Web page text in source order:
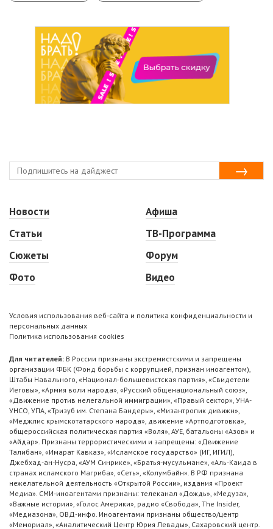
Новости
Статьи
Сюжеты
Фото
Афиша
ТВ-Программа
Форум
Видео
Условия использования веб-сайта и политика конфиденциальности и
персональных данных
Политика использования cookies
Для читателей: В России признаны экстремистскими и запрещены
организации ФБК (Фонд борьбы с коррупцией, признан иноагентом),
Штабы Навального, «Национал-большевистская партия», «Свидетели
Иеговы», «Армия воли народа», «Русский общенациональный союз»,
«Движение против нелегальной иммиграции», «Правый сектор», УНА-
УНСО, УПА, «Тризуб им. Степана Бандеры», «Мизантропик дивижн»,
«Меджлис крымскотатарского народа», движение «Артподготовка»,
общероссийская политическая партия «Воля», АУЕ, батальоны «Азов» и
«Айдар». Признаны террористическими и запрещены: «Движение
Талибан», «Имарат Кавказ», «Исламское государство» (ИГ, ИГИЛ),
Джебхад-ан-Нусра, «АУМ Синрике», «Братья-мусульмане», «Аль-Каида в
странах исламского Магриба», «Сеть», «Колумбайн». В РФ признана
нежелательной деятельность «Открытой России», издания «Проект
Медиа». СМИ-иноагентами признаны: телеканал «Дождь», «Медуза»,
«Важные истории», «Голос Америки», радио «Свобода», The Insider,
«Медиазона», ОВД-инфо. Иноагентами признаны общество/центр
«Мемориал», «Аналитический Центр Юрия Левады», Сахаровский центр.